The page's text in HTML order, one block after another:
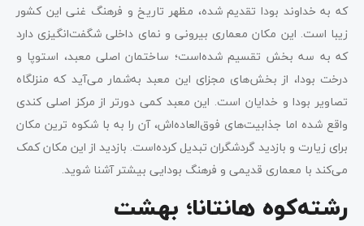
که به خداوند بودا تقدیم شده، مظهر تاریخ و فرهنگ غنی این کشور
زیبا است. این مکان معماری بیرونی و نمای داخلی شگفت‌انگیزی دارد
که به سه بخش تقسیم شده‌است؛ ساختمان اصلی معبد، استوپا و
درخت بودا، از بخش‌های مجزای این معبد به‌شمار می‌آید که منزلگاه
تصاویر بودا و خدایان است. این معبد کمی دورتر از مرکز اصلی کندی
واقع شده اما جذابیت‌های فوق‌العاده‌اش، آن را به با شکوه ترین مکان
برای زیارت و بازدید گردشگران تبدیل کرده‌است. بازدید از این مکان کمک
می‌کند با معماری قدیمی و فرهنگ بودایی بیشتر آشنا شوید.
رشته‌کوه هانتانا؛ بهشت